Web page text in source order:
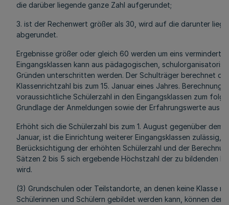
die darüber liegende ganze Zahl aufgerundet;
3. ist der Rechenwert größer als 30, wird auf die darunter
abgerundet.
Ergebnisse größer oder gleich 60 werden um eins vermindert.
Eingangsklassen kann aus pädagogischen,
Gründen unterschritten werden. Der Schulträger berechnet die
Klassenrichtzahl bis zum 15. Januar eines Jahres.
voraussichtliche Schülerzahl in den Eingangsklassen zum
Grundlage der Anmeldungen sowie der Erfahrungswerte aus
Erhöht sich die Schülerzahl bis zum 1. August gegenüber dem
Januar, ist die Einrichtung weiterer Eingangsklassen zulässig,
Berücksichtigung der erhöhten Schülerzahl und der
Sätzen 2 bis 5 sich ergebende Höchstzahl der zu bildenden
wird.
(3) Grundschulen oder Teilstandorte, an denen keine Klasse
Schülerinnen und Schülern gebildet werden kann, können den